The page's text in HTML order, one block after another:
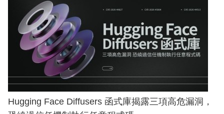
Hugging Face Diffusers 函式庫揭露三項高危漏洞，